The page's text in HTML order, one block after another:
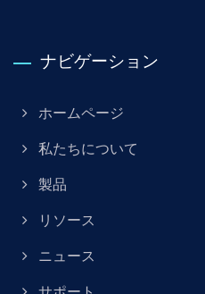
ナビゲーション
ホームページ
私たちについて
製品
リソース
ニュース